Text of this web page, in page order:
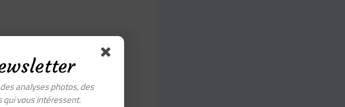
analyses photos, des
vous intéressent.